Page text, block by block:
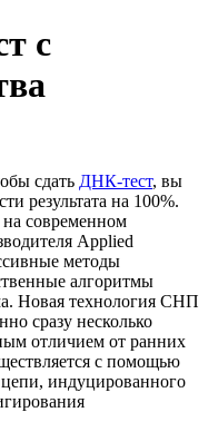
с
сдать ДНК-тест, вы
результата на 100%.
современном
Applied
методы
алгоритмы
Новая технология СНП
сразу несколько
отличием от ранних
с помощью
индуцированного